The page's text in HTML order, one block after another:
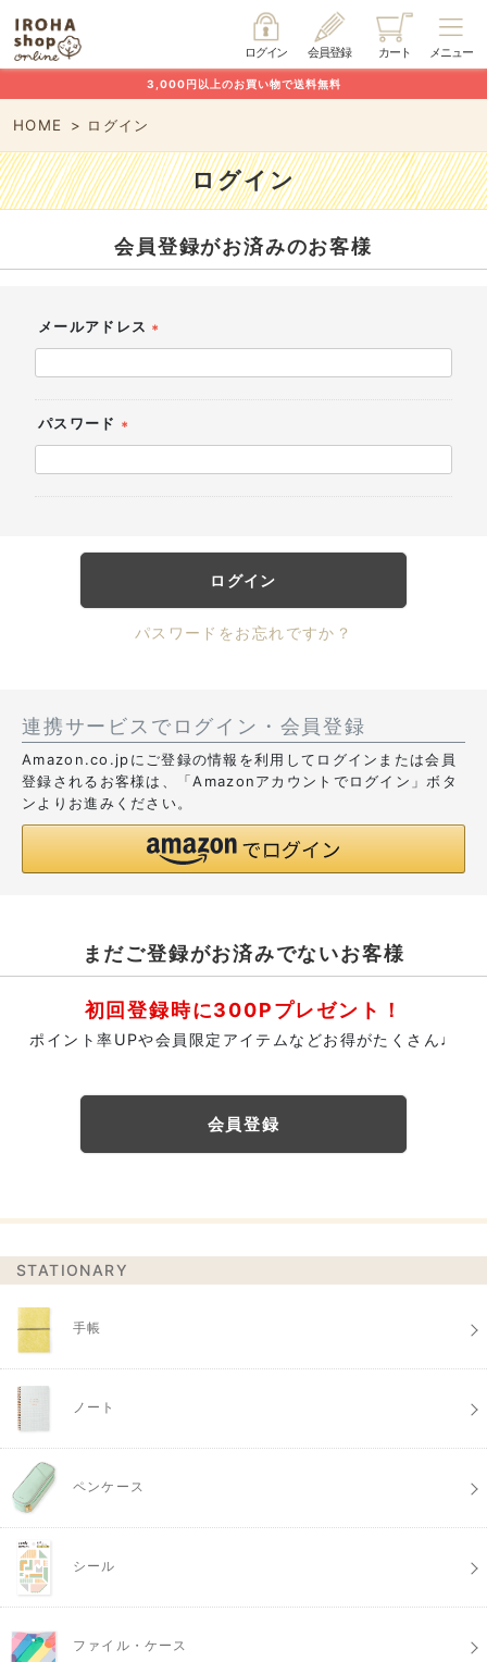
メニュー
カート
会員登録
ログイン
3,000円以上のお買い物で送料無料
HOME ログイン
ログイン
会員登録がお済みのお客様
メールアドレス
(必
須)
パスワード
(必
須)
ログイン
パスワードをお忘れですか？
連携サービスでログイン・会員登録
Amazon.co.jpにご登録の情報を利用してログインまたは会員
登録されるお客様は、「Amazonアカウントでログイン」ボタ
ンよりお進みください。
まだご登録がお済みでないお客様
初回登録時に300Pプレゼント！
ポイント率UPや会員限定アイテムなどお得がたくさん♩
会員登録
STATIONARY
手帳
ノート
ペンケース
シール
ファイル・ケース